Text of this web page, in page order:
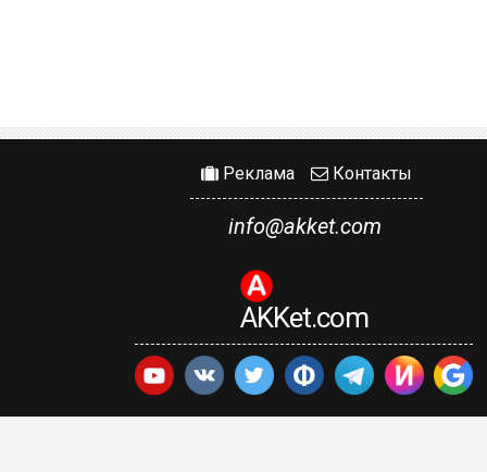
Реклама Контакты
info@akket.com
AKKet.com